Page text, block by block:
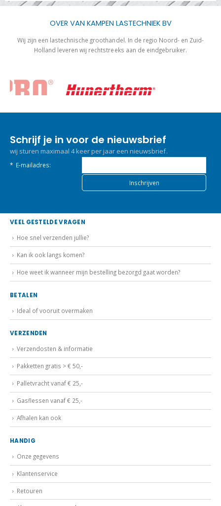
OVER VAN KAMPEN LASTECHNIEK BV
Wij zijn een lastechnische groothandel. In de regio Noord- en Zuid-
Holland leveren wij rechtstreeks aan de eindgebruiker.
Schrijf je in voor de nieuwsbrief
wij sturen maximaal 4 keer per jaar een nieuwsbrief.
* E-mailadres:
VEEL GESTELDE VRAGEN
Hoe snel verzenden jullie?
Kan ik ook langs komen?
Hoe weet ik wanneer mijn bestelling bezorgd gaat worden?
BETALEN
Ideal of vooruit overmaken
VERZENDEN
Verzendosten & informatie
Pakketten gratis > € 50,-
Palletvracht vanaf € 25,-
Gasflessen vanaf € 25,-
Afhalen kan ook
HANDIG
Onze gegevens
Klantenservice
Retouren